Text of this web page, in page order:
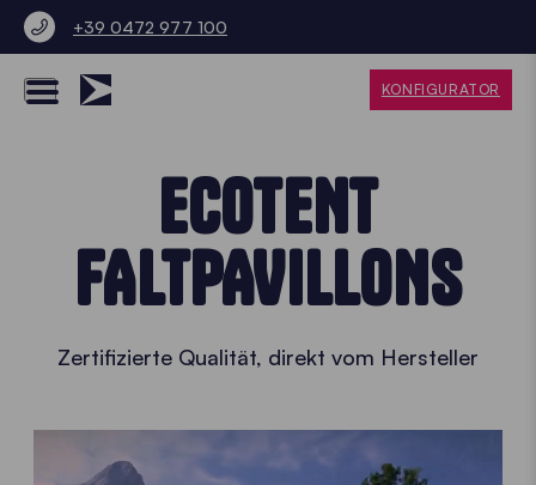
+39 0472 977 100
KONFIGURATOR
ECOTENT
FALTPAVILLONS
Zertifizierte Qualität, direkt vom Hersteller